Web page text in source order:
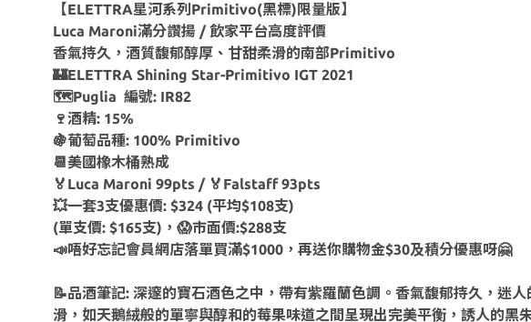
【ELETTRA星河系列Primitivo(黑標)限量版】
Luca Maroni滿分讚揚 / 飲家平台高度評價
香氣持久，酒質馥郁醇厚、甘甜柔滑的南部Primitivo
🏰ELETTRA Shining Star-Primitivo IGT 2021
🗺Puglia 編號: IR82
🍷酒精: 15%
🍇葡萄品種: 100% Primitivo
📆美國橡木桶熟成
🏅Luca Maroni 99pts / 🏅Falstaff 93pts
💥一套3支優惠價: $324 (平均$108支)
(單支價: $165支)，😱市面價:$288支
📣唔好忘記會員網店落單買滿$1000，再送你購物金$30及積分優惠呀🤗
📝品酒筆記: 深邃的寶石酒色之中，帶有紫羅蘭色調。香氣馥郁持久，迷
滑，如天鵝絨般的單寧與醇和的莓果味道之間呈現出完美平衡，誘人的黑